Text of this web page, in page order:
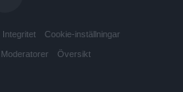
Integritet Cookie-inställningar
Moderatorer Översikt